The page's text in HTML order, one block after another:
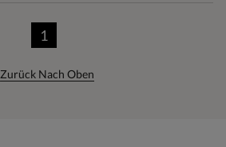
1
Zurück Nach Oben